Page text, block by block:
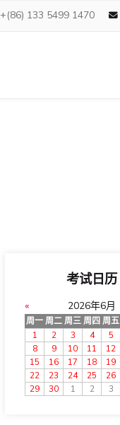
+(86) 133 5499 1470
考试日历
« 2026年6月
周一 周二 周三 周四 周五
1
2 3 4 5
8
9 10 11 12
15
16 17 18 19
22
23 24 25 26
29
30 1 2 3